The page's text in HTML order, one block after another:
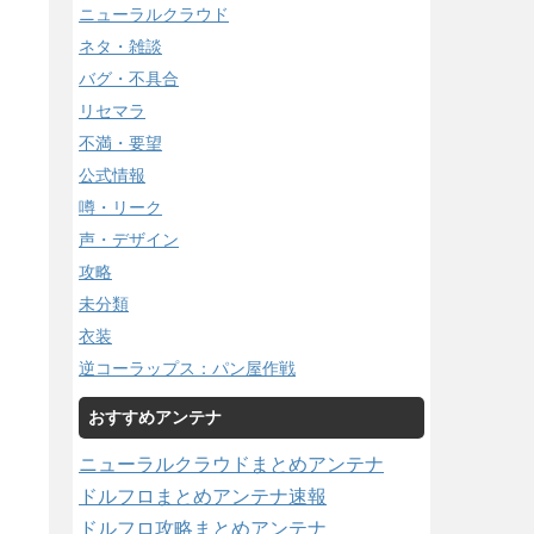
ニューラルクラウド
ネタ・雑談
バグ・不具合
リセマラ
不満・要望
公式情報
噂・リーク
声・デザイン
攻略
未分類
衣装
逆コーラップス：パン屋作戦
おすすめアンテナ
ニューラルクラウドまとめアンテナ
ドルフロまとめアンテナ速報
ドルフロ攻略まとめアンテナ